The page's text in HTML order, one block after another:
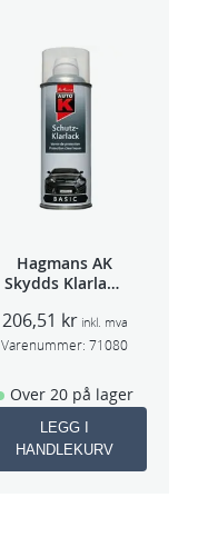
Hagmans AK
Skydds Klarlakk
206,51 kr inkl. mva
Varenummer: 71080
Over 20 på lager
LEGG I
HANDLEKURV